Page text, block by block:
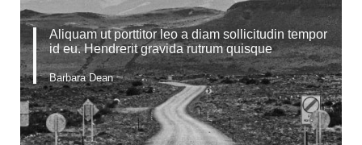
Aliquam ut porttitor leo a diam sollicitudin tempor
id eu. Hendrerit gravida rutrum quisque
Barbara Dean